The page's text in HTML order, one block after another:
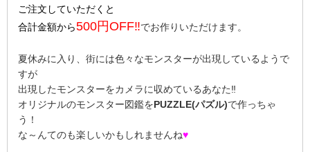
ご注文していただくと
合計金額から500円OFF‼でお作りいただけます。
夏休みに入り、街には色々なモンスターが出現しているようで
すが
出現したモンスターをカメラに収めているあなた‼
オリジナルのモンスター図鑑をPUZZLE(パズル)で作っちゃ
う！
な～んてのも楽しいかもしれませんね♥